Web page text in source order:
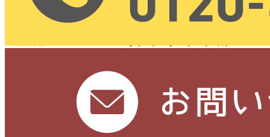
お問い合わせ
個人情報保護方針
サイトマップ